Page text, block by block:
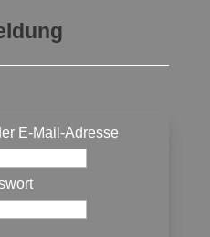
E-Mail-Adresse